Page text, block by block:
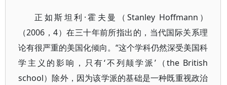
正如斯坦利·霍夫曼（Stanley Hoffmann）
（2006，4）在三十年前所指出的，当代国际关系理
论有很严重的美国化倾向。“这个学科仍然深受美国科
学主义的影响，只有‘不列颠学派’（the British
school）除外，因为该学派的基础是一种既重视政治